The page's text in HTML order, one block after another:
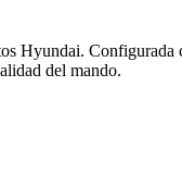
Hyundai.
del mando.